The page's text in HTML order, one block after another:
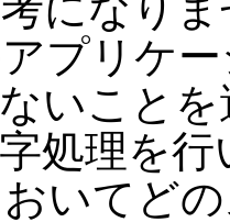
プリケ
いこと
処理を
おいてど